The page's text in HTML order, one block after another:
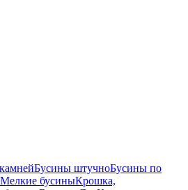
Бусины штучноБусины по
Мелкие бусиныКрошка,